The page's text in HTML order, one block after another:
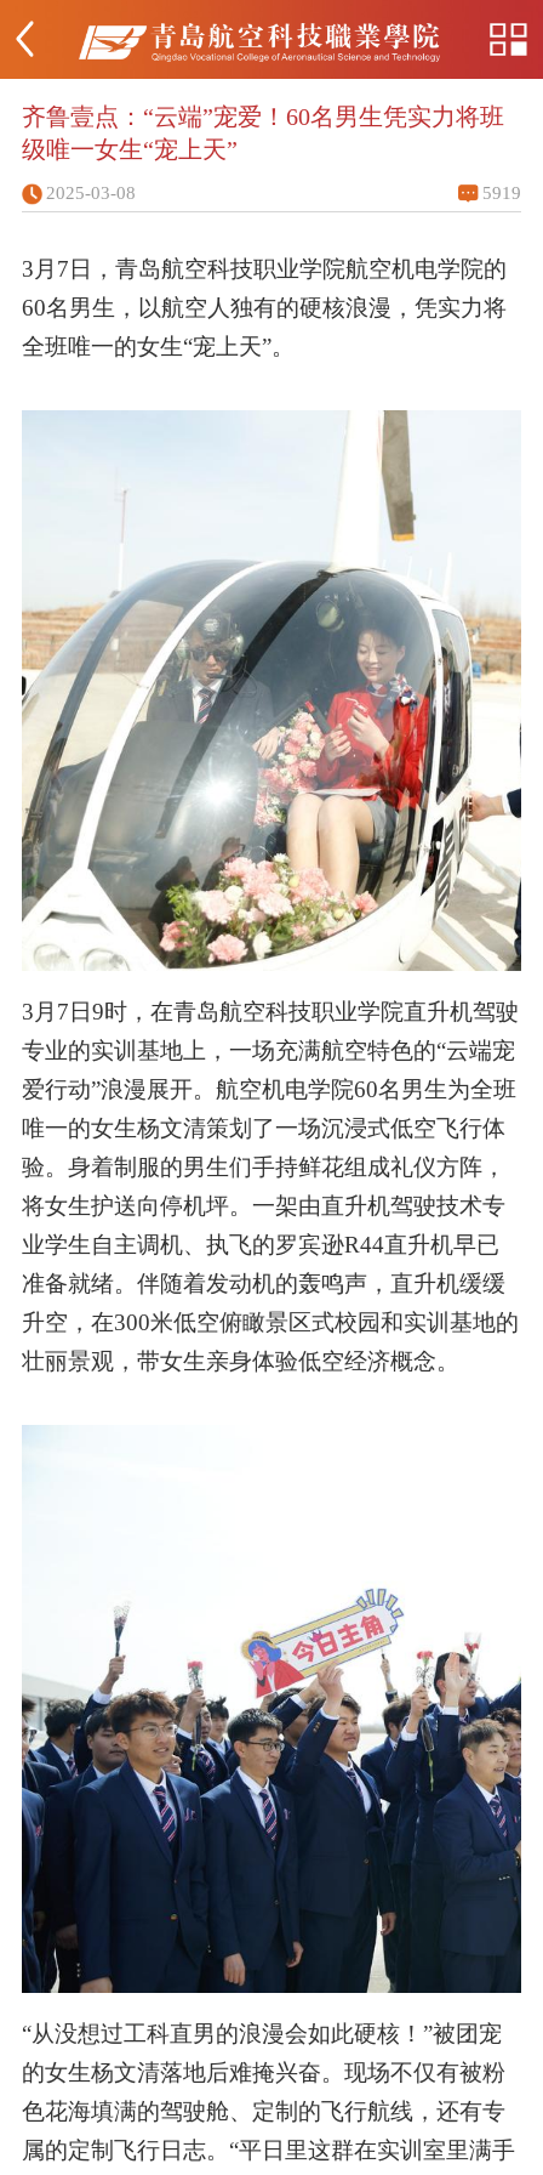
齐鲁壹点：“云端”宠爱！60名男生凭实力将班
级唯一女生“宠上天”
2025-03-08 5919
3月7日， 青岛航空科技职业学院航空机电学院的
60名男生，以航空人独有的硬核浪漫，凭实力将
全班唯一的女生“宠上天”。
3月7日9时，在青岛航空科技职业学院直升机驾驶
专业的实训基地上，一场充满航空特色的“云端宠
爱行动”浪漫展开。航空机电学院60名男生为全班
唯一的女生杨文清策划了一场沉浸式低空飞行体
验。身着制服的男生们手持鲜花组成礼仪方阵，
将女生护送向停机坪。一架由直升机驾驶技术专
业学生自主调机、执飞的罗宾逊R44直升机早已
准备就绪。伴随着发动机的轰鸣声，直升机缓缓
升空，在300米低空俯瞰景区式校园和实训基地的
壮丽景观，带女生亲身体验低空经济概念。
“从没想过工科直男的浪漫会如此硬核！”被团宠
的女生杨文清落地后难掩兴奋。现场不仅有被粉
色花海填满的驾驶舱、定制的飞行航线，还有专
属的定制飞行日志。“平日里这群在实训室里满手